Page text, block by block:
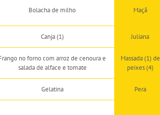
Bolacha de milho Maçã
Canja (1) Juliana
no forno com arroz de cenoura e
salada de alface e tomate
Massada (1) de
peixes (4)
Gelatina Pera